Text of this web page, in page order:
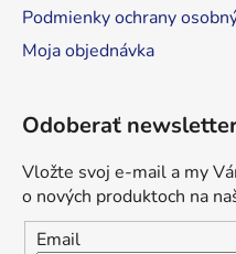
Podmienky ochrany
Moja objednávka
Odoberať
Vložte svoj e-mail a my
o nových produktoch na
Email